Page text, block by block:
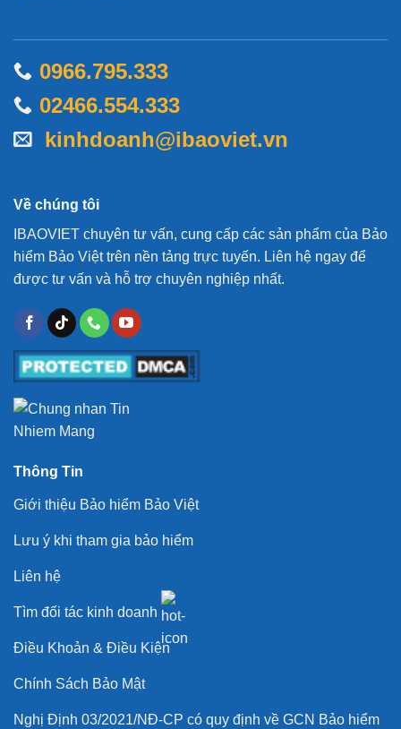
Về chúng tôi
IBAOVIET chuyên tư vấn, cung cấp các sản phẩm của Bảo
hiểm Bảo Việt trên nền tảng trực tuyến. Liên hệ ngay để
được tư vấn và hỗ trợ chuyên nghiệp nhất.
0966.795.333
02466.554.333
kinhdoanh@ibaoviet.vn
Thông Tin
Giới thiệu Bảo hiểm Bảo Việt
Lưu ý khi tham gia bảo hiểm
Liên hệ
Tìm đối tác kinh doanh
Điều Khoản & Điều Kiện
Chính Sách Bảo Mật
Nghị Định 03/2021/NĐ-CP có quy định về GCN Bảo hiểm